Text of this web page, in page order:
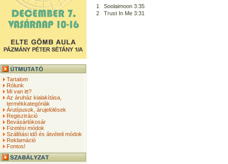
Tartalom
Rólunk
Mi van itt?
Az áruház kialakítása,
termékkategóriák
Árutípusok, árujelölések
Regisztráció
Bevásárlókosár
Fizetési módok
Szállítási idő és átvételi módok
Reklamáció
Fontos!
1
Soolaimoon 3:35
2
Trust In Me 3:31